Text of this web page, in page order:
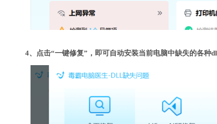
4、点击“一键修复”，即可自动安装当前电脑中缺失的各种